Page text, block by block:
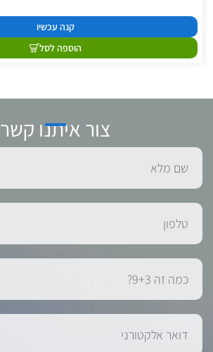
קנה עכשיו
הוספה לסל
צור איתנו קשר